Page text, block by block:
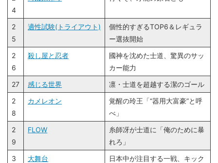
4
2
5
適性試験(トライアウト)
個性的すぎるTOP6＆レギュラ
ー選抜開始
2
6
殺し屋と忍者
國神を沈めた士道、驚異のサッ
カー能力
27
感じる世界
凛・士道を超越する潔のゴール
2
8
カメレオン
覚醒の玲王「“器用大富豪”と呼
べ」
2
9
FLOW
糸師冴が士道に「俺のために暴
れろ」
3
大舞台
日本中が注目する一戦、キック